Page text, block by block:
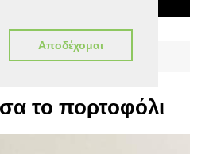
Αποδέχομαι
το πορτοφόλι